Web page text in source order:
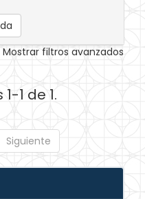
Mostrar filtros avanzados
1 de 1.
Siguiente